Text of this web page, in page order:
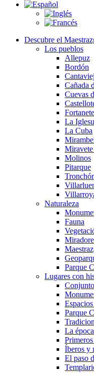
Descubre el
Los pueblos
Allepuz
Bordón
Cañada
Cuevas
Fortanete
La
La Cuba
Miravete
Molinos
Pitarque
Naturaleza
Fauna
Parque
Lugares con
Parque
La
Íberos y
El paso